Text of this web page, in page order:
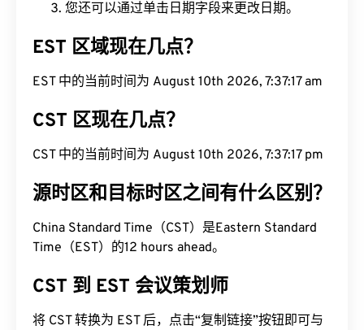
您还可以通过单击日期字段来更改日期。
EST 区域现在几点？
EST 中的当前时间为 August 10th 2026, 7:37:18 am
CST 区现在几点？
CST 中的当前时间为 August 10th 2026, 7:37:18 pm
源时区和目标时区之间有什么区别？
China Standard Time（CST）是Eastern Standard
Time（EST）的12 hours ahead。
CST 到 EST 会议策划师
将 CST 转换为 EST 后，点击“复制链接”按钮即可与